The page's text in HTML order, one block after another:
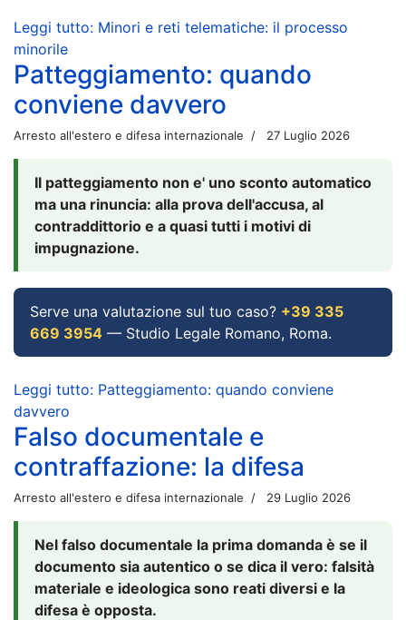
Leggi tutto: Minori e reti telematiche: il processo
minorile
Patteggiamento: quando
conviene davvero
Arresto all'estero e difesa internazionale 27 Luglio 2026
Il patteggiamento non e' uno sconto automatico
ma una rinuncia: alla prova dell'accusa, al
contraddittorio e a quasi tutti i motivi di
impugnazione.
Serve una valutazione sul tuo caso? +39 335
669 3954 — Studio Legale Romano, Roma.
Leggi tutto: Patteggiamento: quando conviene
davvero
Falso documentale e
contraffazione: la difesa
Arresto all'estero e difesa internazionale 29 Luglio 2026
Nel falso documentale la prima domanda è se il
documento sia autentico o se dica il vero: falsità
materiale e ideologica sono reati diversi e la
difesa è opposta.